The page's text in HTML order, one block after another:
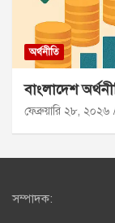
অর্থনীতি
বাংলাদেশ
ফেব্রুয়ারি ২৮, ২০২৬
সম্পাদক: